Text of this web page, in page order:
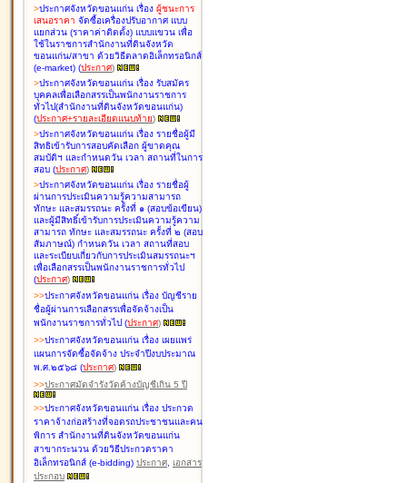
>ประกาศจังหวัดขอนแก่น เรื่อง ผู้ชนะการ
เสนอราคา จัดซื้อเครื่องปรับอากาศ แบบ
แยกส่วน (ราคาค่าติดตั้ง) แบบแขวน เพื่อ
ใช้ในราชการสำนักงานที่ดินจังหวัด
ขอนแก่น/สาขา ด้วยวิธีตลาดอิเล็กทรอนิกส์
(e-market) (ประกาศ)
>ประกาศจังหวัดขอนแก่น เรื่อง รับสมัคร
บุคคลเพื่อเลือกสรรเป็นพนักงานราชการ
ทั่วไป(สำนักงานที่ดินจังหวัดขอนแก่น)
(ประกาศ+รายละเอียดแนบท้าย)
>ประกาศจังหวัดขอนแก่น เรื่อง รายชื่อผู้มี
สิทธิเข้ารับการสอบคัดเลือก ผู้ขาดคุณ
สมบัติฯ และกำหนดวัน เวลา สถานที่ในการ
สอบ (ประกาศ)
>ประกาศจังหวัดขอนแก่น เรื่อง รายชื่อผู้
ผ่านการประเมินความรู้ความสามารถ
ทักษะ และสมรรถนะ ครั้งที่ ๑ (สอบข้อเขียน)
และผู้มีสิทธิ์เข้ารับการประเมินความรู้ความ
สามารถ ทักษะ และสมรรถนะ ครั้งที่ ๒ (สอบ
สัมภาษณ์) กำหนดวัน เวลา สถานที่สอบ
และระเบียบเกี่ยวกับการประเมินสมรรถนะฯ
เพื่อเลือกสรรเป็นพนักงานราชการทั่วไป
(ประกาศ)
>>ประกาศจังหวัดขอนแก่น เรื่อง บัญชีราย
ชื่อผู้ผ่านการเลือกสรรเพื่อจัดจ้างเป็น
พนักงานราชการทั่วไป (ประกาศ)
>>ประกาศจังหวัดขอนแก่น เรื่อง เผยแพร่
แผนการจัดซื้อจัดจ้าง ประจำปีงบประมาณ
พ.ศ.๒๕๖๘ (ประกาศ)
>>ประกาศมัดจำรังวัดค้างบัญชีเกิน 5 ปี
>>ประกาศจังหวัดขอนแก่น เรื่อง ประกวด
ราคาจ้างก่อสร้างที่จอดรถประชาชนและคน
พิการ สำนักงานที่ดินจังหวัดขอนแก่น
สาขากระนวน ด้วยวิธีประกวดราคา
อิเล็กทรอนิกส์ (e-bidding) ประกาศ, เอกสาร
ประกอบ